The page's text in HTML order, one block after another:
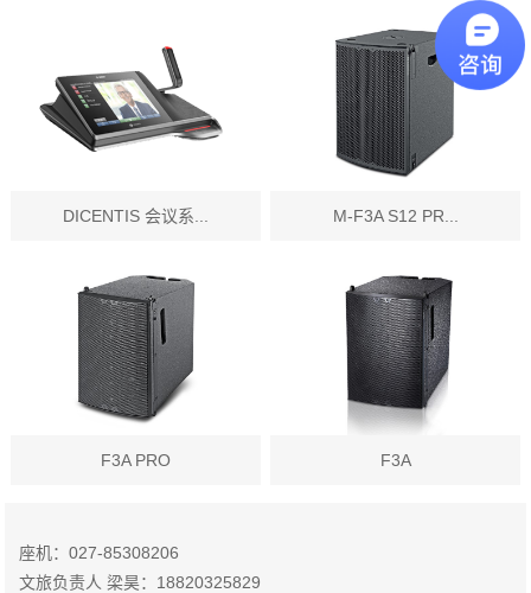
DICENTIS 会议系... M-F3A S12 PR...
F3A PRO F3A
座机：027-85308206
文旅负责人 梁昊：18820325829